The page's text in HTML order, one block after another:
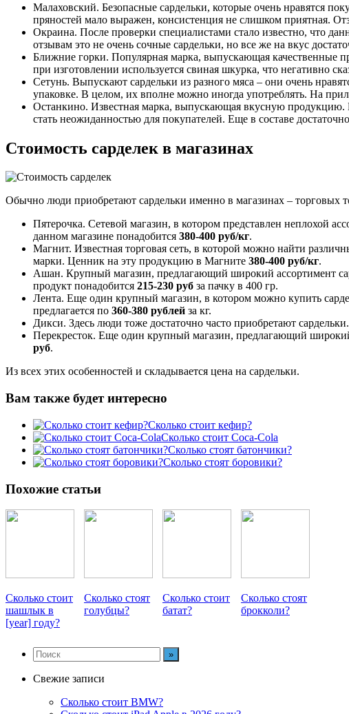
Малаховский. Безопасные сардельки, которые очень нравятся
пряностей мало выражен, консистенция не слишком приятная.
Окраина. После проверки специалистами стало известно, что
отзывам это не очень сочные сардельки, но все же на вкус
Ближние горки. Популярная марка, выпускающая качественные
при изготовлении используется свиная шкурка, что негативно
Сетунь. Выпускают сардельки из разного мяса – они очень
упаковке. В целом, их вполне можно иногда употреблять. На
Останкино. Известная марка, выпускающая вкусную продукцию.
стать неожиданностью для покупателей. Еще в составе
Стоимость сарделек в магазинах
Обычно люди приобретают сардельки именно в магазинах – торговых
Пятерочка. Сетевой магазин, в котором представлен неплохой
данном магазине понадобится 380-400 руб/кг.
Магнит. Известная торговая сеть, в которой можно найти
марки. Ценник на эту продукцию в Магните 380-400 руб/кг.
Ашан. Крупный магазин, предлагающий широкий ассортимент
продукт понадобится 215-230 руб за пачку в 400 гр.
Лента. Еще один крупный магазин, в котором можно купить
предлагается по 360-380 рублей за кг.
Дикси. Здесь люди тоже достаточно часто приобретают
Перекресток. Еще один крупный магазин, предлагающий широкий
руб.
Из всех этих особенностей и складывается цена на сардельки.
Вам также будет интересно
Сколько стоит кефир?
Сколько стоит Coca-Cola
Сколько стоят батончики?
Сколько стоят боровики?
Похожие статьи
Сколько стоит
шашлык в
[year] году?
Сколько стоят
голубцы?
Сколько стоит
батат?
Сколько стоят
брокколи?
Свежие записи
Сколько стоит BMW?